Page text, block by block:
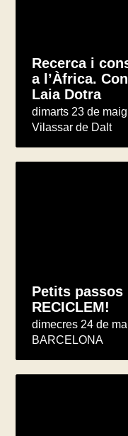
Recerca i
a l’Àfrica.
Laia Dotra
dimarts 23 de maig
Vilassar de Dalt
Petits passos
RECICLEM!
dimecres 24 de
BARCELONA